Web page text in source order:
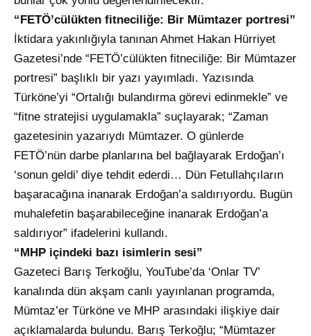
“FETÖ’cülükten fitneciliğe: Bir Mümtazer portresi”
İktidara yakınlığıyla tanınan Ahmet Hakan Hürriyet
Gazetesi’nde “FETÖ’cülükten fitneciliğe: Bir Mümtazer
portresi” başlıklı bir yazı yayımladı. Yazısında
Türköne’yi “Ortalığı bulandırma görevi edinmekle” ve
“fitne stratejisi uygulamakla” suçlayarak; “Zaman
gazetesinin yazarıydı Mümtazer. O günlerde
FETÖ’nün darbe planlarına bel bağlayarak Erdoğan’ı
‘sonun geldi’ diye tehdit ederdi… Dün Fetullahçıların
başaracağına inanarak Erdoğan’a saldırıyordu. Bugün
muhalefetin başarabileceğine inanarak Erdoğan’a
saldırıyor” ifadelerini kullandı.
“MHP içindeki bazı isimlerin sesi”
Gazeteci Barış Terkoğlu, YouTube’da ‘Onlar TV’
kanalında dün akşam canlı yayınlanan programda,
Mümtaz’er Türköne ve MHP arasındaki ilişkiye dair
açıklamalarda bulundu. Barış Terkoğlu; “Mümtazer